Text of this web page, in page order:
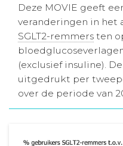
Contact
Winkelwagentje
Aanmelden
Toegang
Deze MOVIE geeft
veranderingen in het
SGLT2-remmers ten
(exclusief insuline).
uitgedrukt per
over de periode van